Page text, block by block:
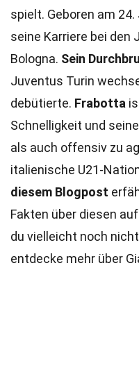
spielt. Geboren am
seine Karriere bei
Bologna. Sein
Juventus Turin
debütierte. Frabotta
Schnelligkeit und
als auch offensiv zu
italienische U21-
diesem Blogpost
Fakten über diesen
du vielleicht noch
entdecke mehr über